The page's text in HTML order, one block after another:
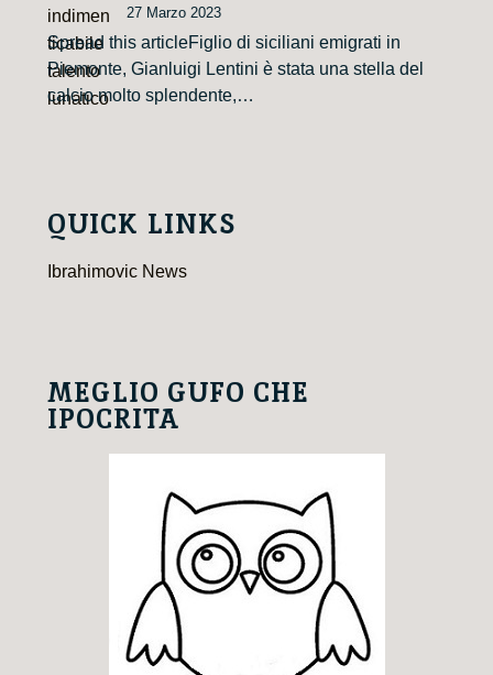
27 Marzo 2023
Spread this articleFiglio di siciliani emigrati in
Piemonte, Gianluigi Lentini è stata una stella del
calcio molto splendente,…
QUICK LINKS
Ibrahimovic News
MEGLIO GUFO CHE
IPOCRITA